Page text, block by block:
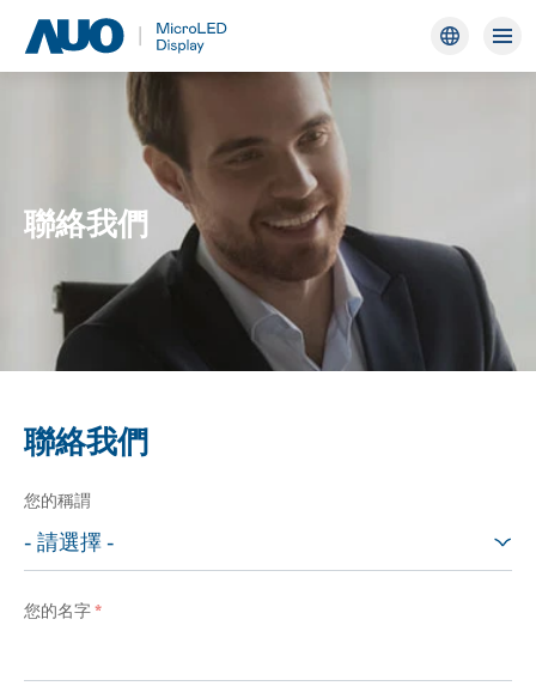
AUO
聯絡我們
聯絡我們
您的稱謂
您的名字*